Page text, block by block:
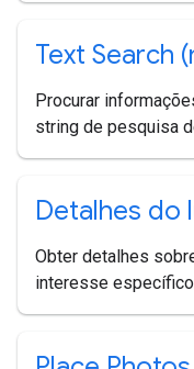
Text Search
Procurar
string de pesquisa
Detalhes do
Obter detalhes
interesse